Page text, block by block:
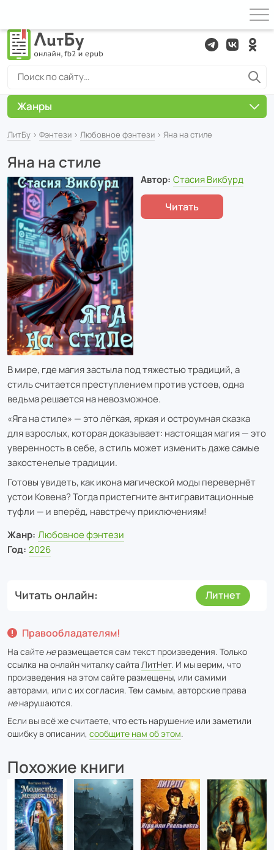
ЛитБу › Фэнтези › Любовное фэнтези › Яна на стиле
Яна на стиле
Автор: Стасия Викбурд
Читать
В мире, где магия застыла под тяжестью традиций, а
стиль считается преступлением против устоев, одна
ведьма решается на невозможное.
«Яга на стиле» — это лёгкая, яркая и остроумная сказка
для взрослых, которая доказывает: настоящая магия — это
уверенность в себе, а стиль может изменить даже самые
закостенелые традиции.
Готовы увидеть, как икона магической моды перевернёт
устои Ковена? Тогда пристегните антигравитационные
туфли — и вперёд, навстречу приключениям!
Жанр: Любовное фэнтези
Год: 2026
Читать онлайн Литнет
Правообладателям!
На сайте неразмещается сам текст произведения. Только
ссылка на онлайн читалку сайта ЛитНет. И мы верим, что
произведения на этом сайте размещены, или самими
авторами, или с их согласия. Тем самым, авторские права
ненарушаются.
Если вы всё же считаете, что есть нарушение или заметили
ошибку в описании, сообщите нам об этом.
Похожие книги
Жанры